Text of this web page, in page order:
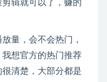
辑就可以了，赚的
量，会不会热门，
想官方的热门推荐
清楚，大部分都是